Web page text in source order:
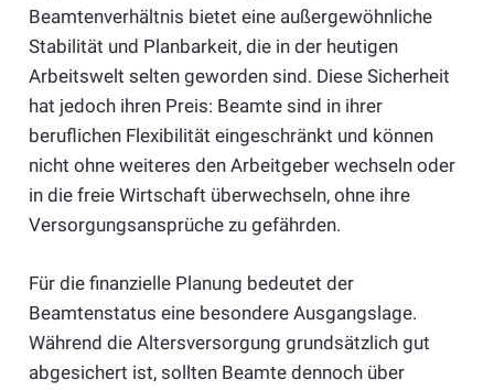
Beamtenverhältnis bietet eine außergewöhnliche
Stabilität und Planbarkeit, die in der heutigen
Arbeitswelt selten geworden sind. Diese Sicherheit
hat jedoch ihren Preis: Beamte sind in ihrer
beruflichen Flexibilität eingeschränkt und können
nicht ohne weiteres den Arbeitgeber wechseln oder
in die freie Wirtschaft überwechseln, ohne ihre
Versorgungsansprüche zu gefährden.
Für die finanzielle Planung bedeutet der
Beamtenstatus eine besondere Ausgangslage.
Während die Altersversorgung grundsätzlich gut
abgesichert ist, sollten Beamte dennoch über